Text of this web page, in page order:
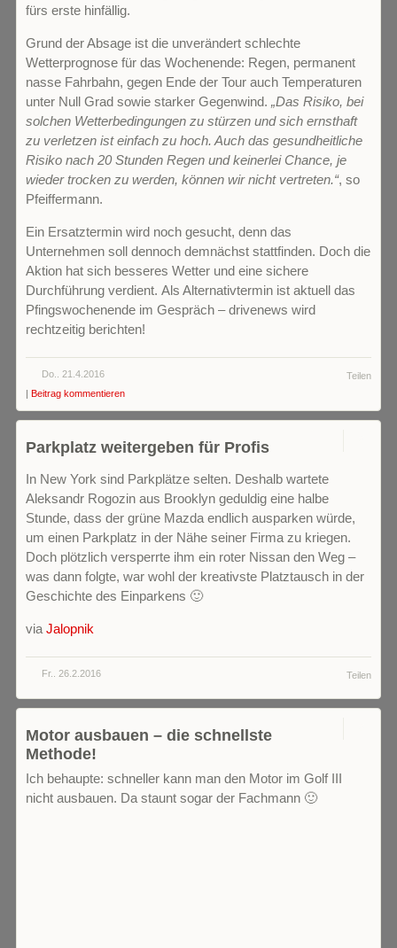
fürs erste hinfällig.
Grund der Absage ist die unverändert schlechte
Wetterprognose für das Wochenende: Regen, permanent
nasse Fahrbahn, gegen Ende der Tour auch Temperaturen
unter Null Grad sowie starker Gegenwind. „Das Risiko, bei
solchen Wetterbedingungen zu stürzen und sich ernsthaft
zu verletzen ist einfach zu hoch. Auch das gesundheitliche
Risiko nach 20 Stunden Regen und keinerlei Chance, je
wieder trocken zu werden, können wir nicht vertreten.“, so
Pfeiffermann.
Ein Ersatztermin wird noch gesucht, denn das
Unternehmen soll dennoch demnächst stattfinden. Doch die
Aktion hat sich besseres Wetter und eine sichere
Durchführung verdient. Als Alternativtermin ist aktuell das
Pfingswochenende im Gespräch – drivenews wird
rechtzeitig berichten!
Teilen
Do.. 21.4.2016
| Beitrag kommentieren
Parkplatz weitergeben für Profis
In New York sind Parkplätze selten. Deshalb wartete
Aleksandr Rogozin aus Brooklyn geduldig eine halbe
Stunde, dass der grüne Mazda endlich ausparken würde,
um einen Parkplatz in der Nähe seiner Firma zu kriegen.
Doch plötzlich versperrte ihm ein roter Nissan den Weg –
was dann folgte, war wohl der kreativste Platztausch in der
Geschichte des Einparkens 🙂
via Jalopnik
Teilen
Fr.. 26.2.2016
Motor ausbauen – die schnellste
Methode!
Ich behaupte: schneller kann man den Motor im Golf III
nicht ausbauen. Da staunt sogar der Fachmann 🙂